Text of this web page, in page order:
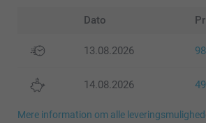
Dato
13.08.2026
14.08.2026
Mere information om alle